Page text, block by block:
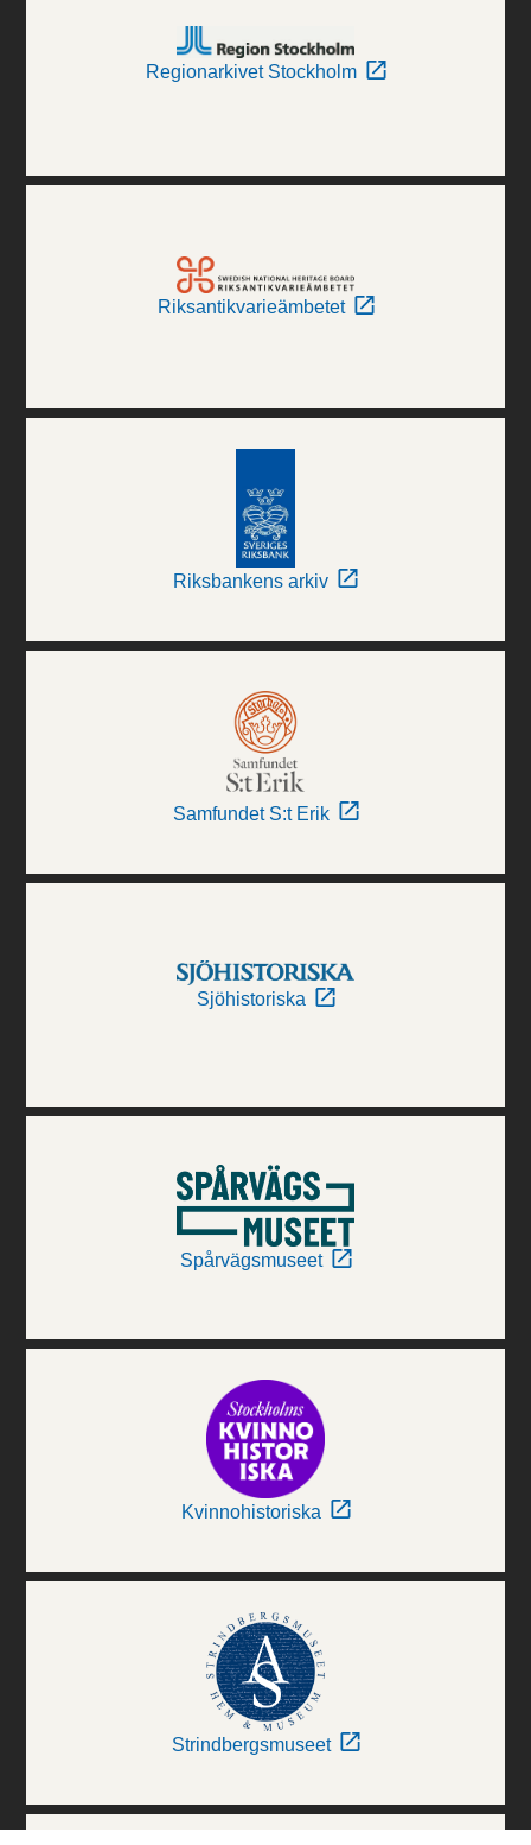
Regionarkivet Stockholm
Riksantikvarieämbetet
Riksbankens arkiv
Samfundet S:t Erik
Sjöhistoriska
Spårvägsmuseet
Kvinnohistoriska
Strindbergsmuseet